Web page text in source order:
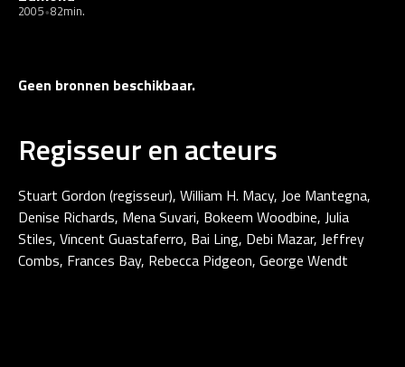
2005 82min.
Geen bronnen beschikbaar.
Regisseur en acteurs
Stuart Gordon (regisseur), William H. Macy, Joe Mantegna,
Denise Richards, Mena Suvari, Bokeem Woodbine, Julia
Stiles, Vincent Guastaferro, Bai Ling, Debi Mazar, Jeffrey
Combs, Frances Bay, Rebecca Pidgeon, George Wendt